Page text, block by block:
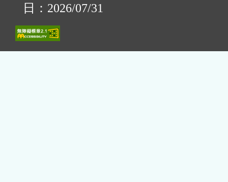
日：2026/07/31